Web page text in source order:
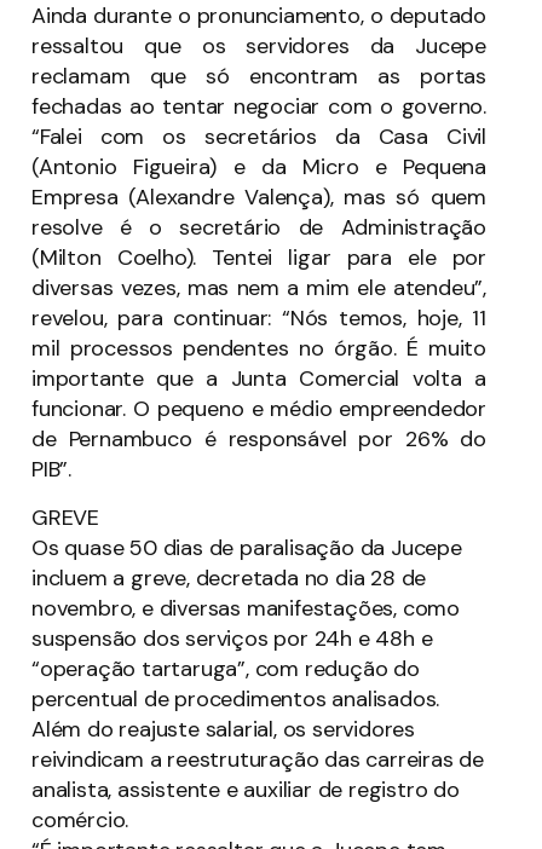
Ainda durante o pronunciamento, o deputado
ressaltou que os servidores da Jucepe
reclamam que só encontram as portas
fechadas ao tentar negociar com o governo.
“Falei com os secretários da Casa Civil
(Antonio Figueira) e da Micro e Pequena
Empresa (Alexandre Valença), mas só quem
resolve é o secretário de Administração
(Milton Coelho). Tentei ligar para ele por
diversas vezes, mas nem a mim ele atendeu”,
revelou, para continuar: “Nós temos, hoje, 11
mil processos pendentes no órgão. É muito
importante que a Junta Comercial volta a
funcionar. O pequeno e médio empreendedor
de Pernambuco é responsável por 26% do
PIB”.
GREVE
Os quase 50 dias de paralisação da Jucepe
incluem a greve, decretada no dia 28 de
novembro, e diversas manifestações, como
suspensão dos serviços por 24h e 48h e
“operação tartaruga”, com redução do
percentual de procedimentos analisados.
Além do reajuste salarial, os servidores
reivindicam a reestruturação das carreiras de
analista, assistente e auxiliar de registro do
comércio.